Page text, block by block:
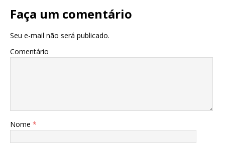
Faça um comentário
Seu e-mail não será publicado.
Comentário
Nome *